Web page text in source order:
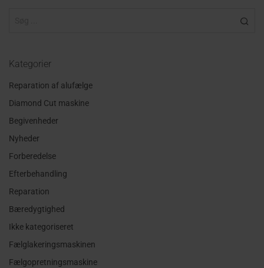
Kategorier
Reparation af alufælge
Diamond Cut maskine
Begivenheder
Nyheder
Forberedelse
Efterbehandling
Reparation
Bæredygtighed
Ikke kategoriseret
Fælglakeringsmaskinen
Fælgopretningsmaskine